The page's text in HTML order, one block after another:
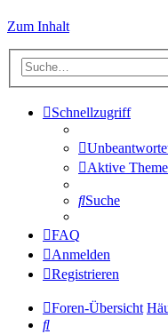
Zum Inhalt
Schnellzugriff
Aktive
Suche
FAQ
Anmelden
Registrieren
Foren-Übersicht
Suche